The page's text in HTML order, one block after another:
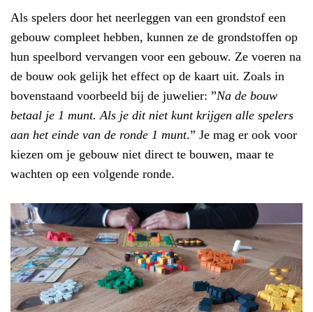
Als spelers door het neerleggen van een grondstof een
gebouw compleet hebben, kunnen ze de grondstoffen op
hun speelbord vervangen voor een gebouw. Ze voeren na
de bouw ook gelijk het effect op de kaart uit. Zoals in
bovenstaand voorbeeld bij de juwelier: ”Na de bouw
betaal je 1 munt. Als je dit niet kunt krijgen alle spelers
aan het einde van de ronde 1 munt.” Je mag er ook voor
kiezen om je gebouw niet direct te bouwen, maar te
wachten op een volgende ronde.